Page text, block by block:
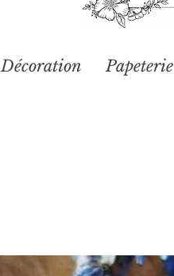
Décoration Papeterie